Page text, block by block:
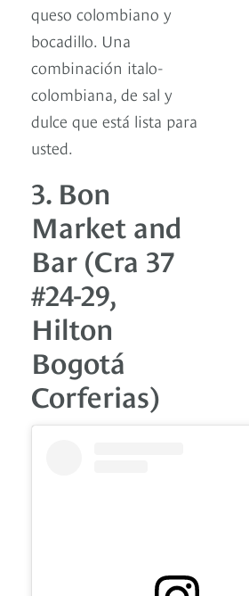
queso colombiano y
bocadillo. Una
combinación italo-
colombiana, de sal y
dulce que está lista para
usted.
3. Bon
Market and
Bar (Cra 37
#24-29,
Hilton
Bogotá
Corferias)